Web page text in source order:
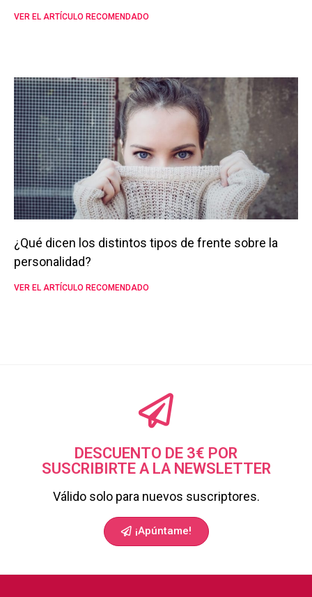
VER EL ARTÍCULO RECOMENDADO
¿Qué dicen los distintos tipos de frente sobre la
personalidad?
VER EL ARTÍCULO RECOMENDADO
DESCUENTO DE 3€ POR
SUSCRIBIRTE A LA NEWSLETTER
Válido solo para nuevos suscriptores.
¡Apúntame!